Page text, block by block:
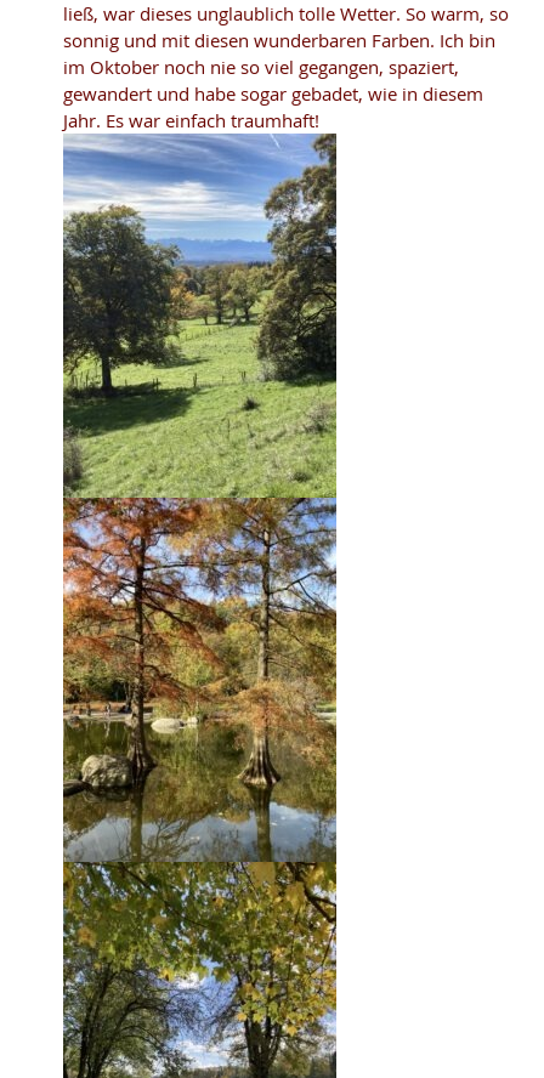
ließ, war dieses unglaublich tolle Wetter. So warm, so
sonnig und mit diesen wunderbaren Farben. Ich bin
im Oktober noch nie so viel gegangen, spaziert,
gewandert und habe sogar gebadet, wie in diesem
Jahr. Es war einfach traumhaft!